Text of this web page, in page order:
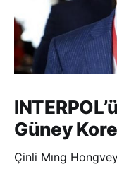
Güney
Çinli Mıng